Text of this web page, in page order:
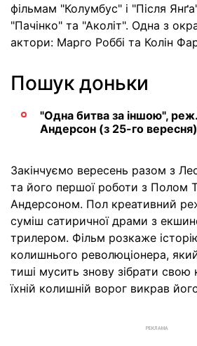
фільмам "Колумбус" і "Після
"Пачінко" та "Аколіт". Одна з
актори: Марго Роббі та Колін
Пошук доньки
"Одна битва за іншою",
Андерсон (з 25-го вересня)
Закінчуємо вересень разом з
та його першої роботи з Полом
Андерсоном. Пол креативний
суміш сатиричної драми з
трилером. Фільм розкаже
колишнього революціонера,
тиші мусить знову зібрати
їхній колишній ворог викрав
РЕКЛАМА